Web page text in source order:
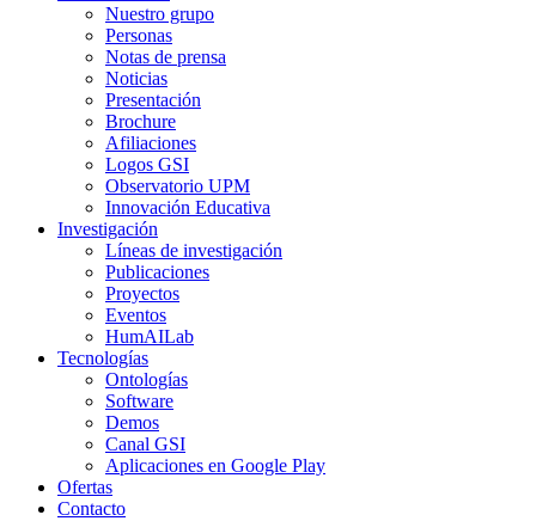
Nuestro grupo
Personas
Notas de prensa
Noticias
Presentación
Brochure
Afiliaciones
Logos GSI
Observatorio UPM
Innovación Educativa
Investigación
Líneas de investigación
Publicaciones
Proyectos
Eventos
HumAILab
Tecnologías
Ontologías
Software
Demos
Canal GSI
Aplicaciones en Google Play
Ofertas
Contacto